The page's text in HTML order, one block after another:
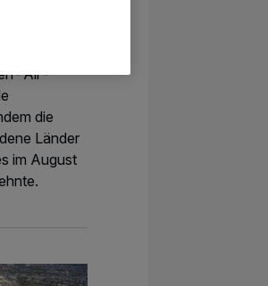
jeden
Air-
die
Länder
im August
hinter die Kulissen